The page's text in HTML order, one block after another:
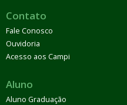
Contato
Fale Conosco
Ouvidoria
Acesso aos Campi
Aluno
Aluno Graduação